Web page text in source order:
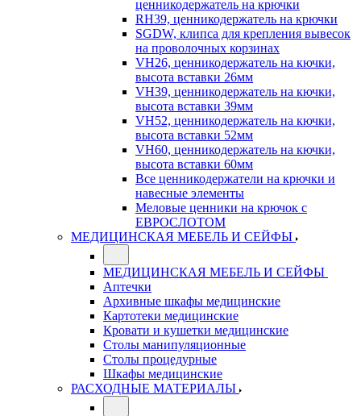
ценникодержатель на крючки
RH39, ценникодержатель на крючки
SGDW, клипса для крепления вывесок
на проволочных корзинах
VH26, ценникодержатель на кючки,
высота вставки 26мм
VH39, ценникодержатель на кючки,
высота вставки 39мм
VH52, ценникодержатель на кючки,
высота вставки 52мм
VH60, ценникодержатель на кючки,
высота вставки 60мм
Все ценникодержатели на крючки и
навесные элементы
Меловые ценники на крючок с
ЕВРОСЛОТОМ
МЕДИЦИНСКАЯ МЕБЕЛЬ И СЕЙФЫ
МЕДИЦИНСКАЯ МЕБЕЛЬ И СЕЙФЫ
Аптечки
Архивные шкафы медицинские
Картотеки медицинские
Кровати и кушетки медицинские
Столы манипуляционные
Столы процедурные
Шкафы медицинские
РАСХОДНЫЕ МАТЕРИАЛЫ